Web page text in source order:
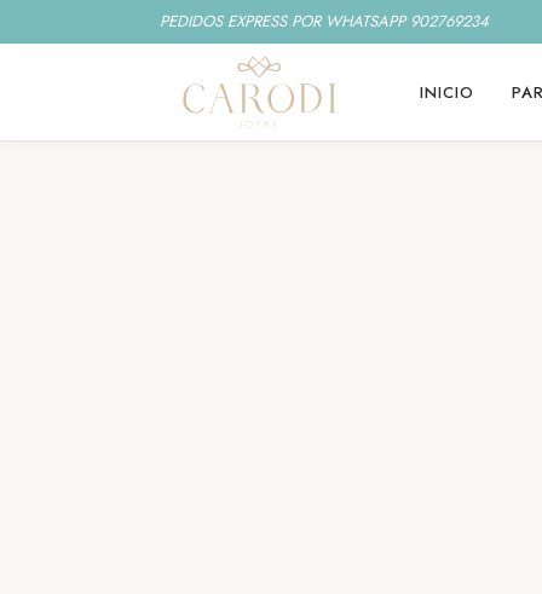
PEDIDOS EXPRESS POR WHATSAPP 902769234
INICIO